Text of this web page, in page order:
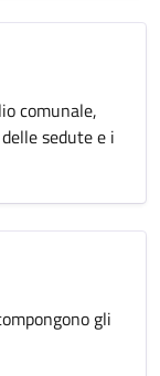
comunale,
sedute e i
gli